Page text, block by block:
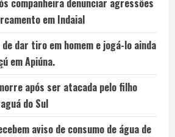
em Indaial
dar tiro em homem e jogá-lo ainda
em Apiúna.
após ser atacada pelo filho
do Sul
aviso de consumo de água de